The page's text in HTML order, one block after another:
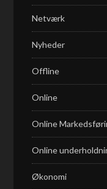
Netværk
Nyheder
Offline
Online
Online
Online
Økonomi